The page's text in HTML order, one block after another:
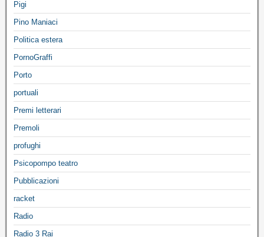
Pigi
Pino Maniaci
Politica estera
PornoGraffi
Porto
portuali
Premi letterari
Premoli
profughi
Psicopompo teatro
Pubblicazioni
racket
Radio
Radio 3 Rai